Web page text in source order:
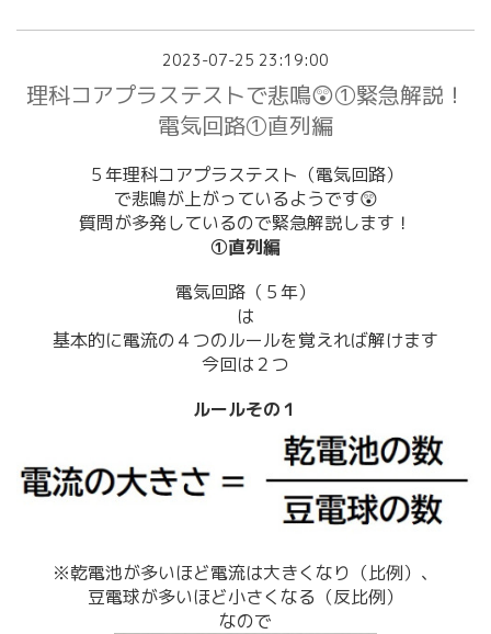
2023-07-25 23:19:00
理科コアプラステストで悲鳴😲①緊急解説！
電気回路①直列編
５年理科コアプラステスト（電気回路）
で悲鳴が上がっているようです😲
質問が多発しているので緊急解説します！
①直列編
電気回路（５年）
は
基本的に電流の４つのルールを覚えれば解けます
今回は２つ
ルールその１
※乾電池が多いほど電流は大きくなり（比例）、
豆電球が多いほど小さくなる（反比例）
なので